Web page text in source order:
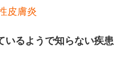
皮膚炎
いるようで知らない疾患